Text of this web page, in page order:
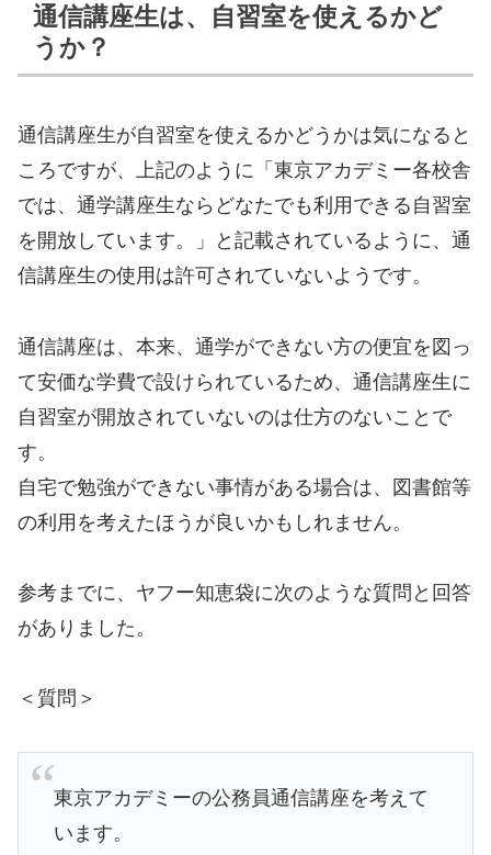
通信講座生は、自習室を使えるかど
うか？
通信講座生が自習室を使えるかどうかは気になると
ころですが、上記のように「東京アカデミー各校舎
では、通学講座生ならどなたでも利用できる自習室
を開放しています。」と記載されているように、通
信講座生の使用は許可されていないようです。
通信講座は、本来、通学ができない方の便宜を図っ
て安価な学費で設けられているため、通信講座生に
自習室が開放されていないのは仕方のないことで
す。
自宅で勉強ができない事情がある場合は、図書館等
の利用を考えたほうが良いかもしれません。
参考までに、ヤフー知恵袋に次のような質問と回答
がありました。
＜質問＞
東京アカデミーの公務員通信講座を考えて
います。